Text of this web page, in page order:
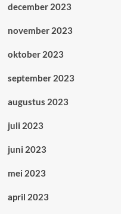
december 2023
november 2023
oktober 2023
september 2023
augustus 2023
juli 2023
juni 2023
mei 2023
april 2023